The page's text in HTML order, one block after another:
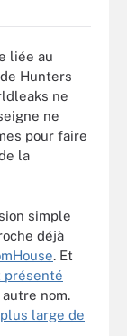
liée au
Hunters
ne
ne
pour faire
la
simple
déjà
. Et
présenté
nom.
large de